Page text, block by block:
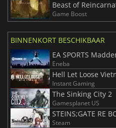
Beast of
Game Boost
BINNENKORT BESCHIKBAAR
EA SPORTS
Eneba
Hell Let Loose
Instant Gaming
The Sinking City 2
Gamesplanet US
STEINS;GATE RE
Steam